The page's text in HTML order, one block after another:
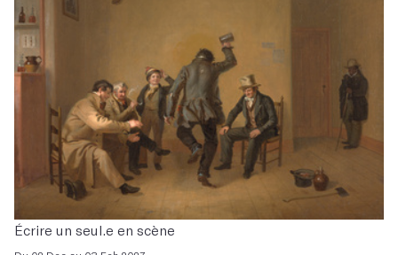
Écrire un seul.e en scène